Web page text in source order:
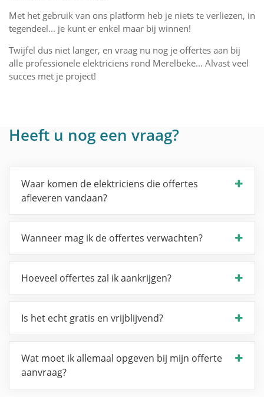
Met het gebruik van ons platform heb je niets te verliezen, in
tegendeel... je kunt er enkel maar bij winnen!
Twijfel dus niet langer, en vraag nu nog je offertes aan bij
alle professionele elektriciens rond Merelbeke... Alvast veel
succes met je project!
Heeft u nog een vraag?
Waar komen de elektriciens die offertes
afleveren vandaan?
Wanneer mag ik de offertes verwachten?
Hoeveel offertes zal ik aankrijgen?
Is het echt gratis en vrijblijvend?
Wat moet ik allemaal opgeven bij mijn offerte
aanvraag?